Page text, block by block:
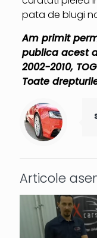
pata de blugi
Am primit
publica acest
2002-2010,
Toate
Articole